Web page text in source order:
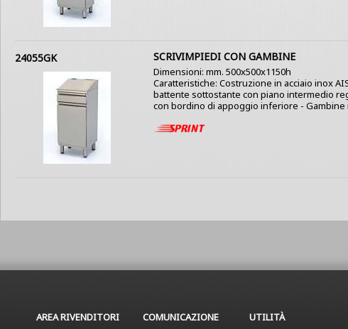
24055GK SCRIVIMPIEDI CON GAMBINE
Dimensioni: mm. 500x500x1150h
Caratteristiche: Costruzione in acciaio inox
battente sottostante con piano intermedio
con bordino di appoggio inferiore - Gambine
AREA RIVENDITORI COMUNICAZIONE UTILITÀ